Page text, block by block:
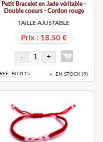
Petit Bracelet en Jade véritable -
Double coeurs - Cordon rouge
TAILLE AJUSTABLE
Prix : 18.50 €
REF: BLO115 EN STOCK (9)